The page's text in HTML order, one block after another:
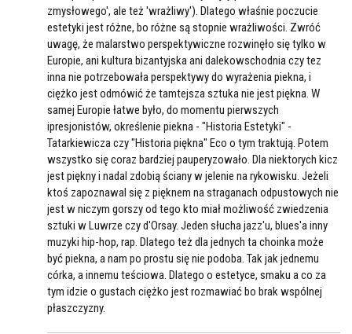
zmysłowego', ale też 'wrażliwy'). Dlatego właśnie poczucie
estetyki jest różne, bo różne są stopnie wrażliwości. Zwróć
uwagę, że malarstwo perspektywiczne rozwinęło się tylko w
Europie, ani kultura bizantyjska ani dalekowschodnia czy tez
inna nie potrzebowała perspektywy do wyrażenia piekna, i
ciężko jest odmówić że tamtejsza sztuka nie jest piękna. W
samej Europie łatwe było, do momentu pierwszych
ipresjonistów, określenie piekna - "Historia Estetyki" -
Tatarkiewicza czy "Historia piękna" Eco o tym traktują. Potem
wszystko się coraz bardziej pauperyzowało. Dla niektorych kicz
jest piękny i nadal zdobią ściany w jelenie na rykowisku. Jeżeli
ktoś zapoznawal się z pięknem na straganach odpustowych nie
jest w niczym gorszy od tego kto miał możliwość zwiedzenia
sztuki w Luwrze czy d'Orsay. Jeden słucha jazz'u, blues'a inny
muzyki hip-hop, rap. Dlatego też dla jednych ta choinka może
być piekna, a nam po prostu się nie podoba. Tak jak jednemu
córka, a innemu teściowa. Dlatego o estetyce, smaku a co za
tym idzie o gustach ciężko jest rozmawiać bo brak wspólnej
płaszczyzny.